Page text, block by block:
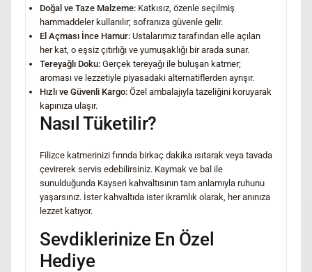
Doğal ve Taze Malzeme: Katkısız, özenle seçilmiş
hammaddeler kullanılır; sofranıza güvenle gelir.
El Açması İnce Hamur: Ustalarımız tarafından elle açılan
her kat, o eşsiz çıtırlığı ve yumuşaklığı bir arada sunar.
Tereyağlı Doku: Gerçek tereyağı ile buluşan katmer;
aroması ve lezzetiyle piyasadaki alternatiflerden ayrışır.
Hızlı ve Güvenli Kargo: Özel ambalajıyla tazeliğini koruyarak
kapınıza ulaşır.
Nasıl Tüketilir?
Filizce katmerinizi fırında birkaç dakika ısıtarak veya tavada
çevirerek servis edebilirsiniz. Kaymak ve bal ile
sunulduğunda Kayseri kahvaltısının tam anlamıyla ruhunu
yaşarsınız. İster kahvaltıda ister ikramlık olarak, her anınıza
lezzet katıyor.
Sevdiklerinize En Özel
Hediye